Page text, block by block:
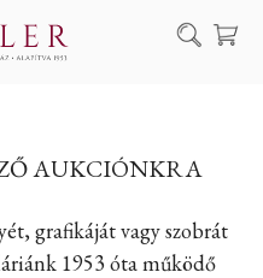
Keresés
AUKCIÓNKRA
grafikáját vagy szobrát
1953 óta működő